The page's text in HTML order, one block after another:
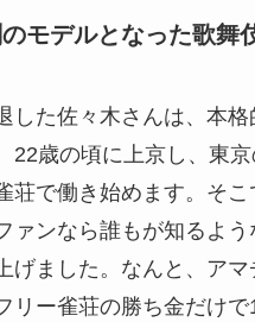
モデルとなった歌舞
した佐々木さんは、本
22歳の頃に上京し、東
荘で働き始めます。そ
ァンなら誰もが知るよ
げました。なんと、アマ
リー雀荘の勝ち金だけ